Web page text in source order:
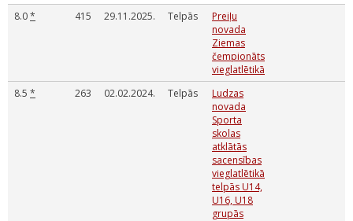
8.0* 415 29.11.2025. Telpās
Preiļu
novada
Ziemas
čempionāts
vieglatlētikā
8.5 * 263 02.02.2024. Telpās
Ludzas
novada
Sporta
skolas
atklātās
sacensības
vieglatlētikā
telpās U14,
U16, U18
grupās